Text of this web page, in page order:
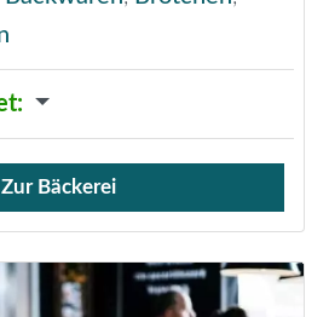
:
Zur Bäckerei